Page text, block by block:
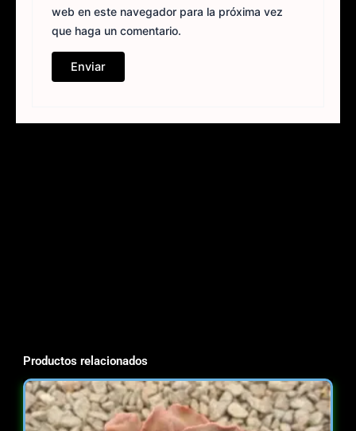
web en este navegador para la próxima vez
que haga un comentario.
Productos relacionados